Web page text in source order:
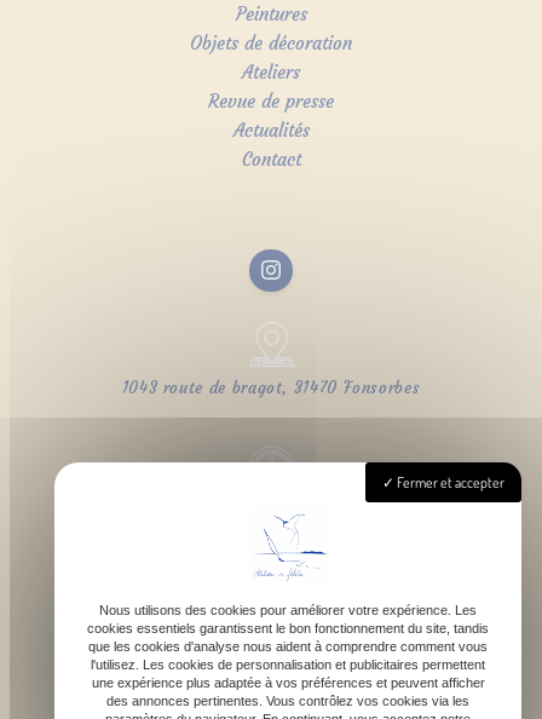
Peintures
Objets de décoration
Ateliers
Revue de presse
Actualités
Contact
1043 route de bragot, 31470 Fonsorbes
Lundi - Samedi : 9h - 18h
contact@atelierdefelicie.fr
Fermer et accepter
Nous utilisons des cookies pour améliorer votre expérience. Les
cookies essentiels garantissent le bon fonctionnement du site, tandis
que les cookies d'analyse nous aident à comprendre comment vous
l'utilisez. Les cookies de personnalisation et publicitaires permettent
une expérience plus adaptée à vos préférences et peuvent afficher
des annonces pertinentes. Vous contrôlez vos cookies via les